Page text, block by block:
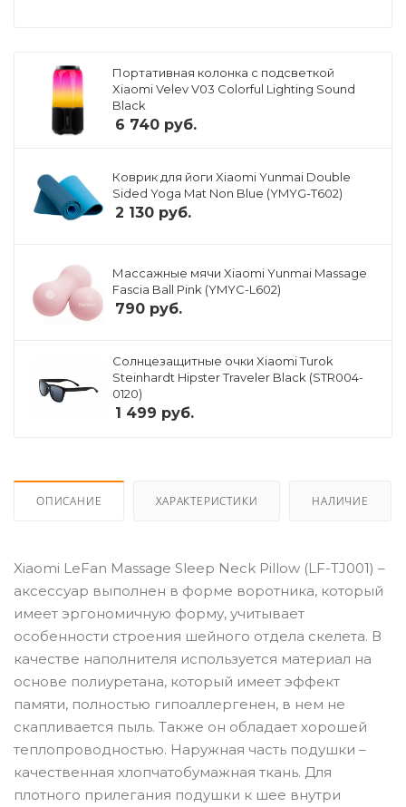
Портативная колонка с подсветкой
Xiaomi Velev V03 Colorful Lighting Sound
Black
6 740 руб.
Коврик для йоги Xiaomi Yunmai Double
Sided Yoga Mat Non Blue (YMYG-T602)
2 130 руб.
Массажные мячи Xiaomi Yunmai Massage
Fascia Ball Pink (YMYC-L602)
790 руб.
Солнцезащитные очки Xiaomi Turok
Steinhardt Hipster Traveler Black (STR004-
0120)
1 499 руб.
ОПИСАНИЕ ХАРАКТЕРИСТИКИ НАЛИЧИЕ
Xiaomi LeFan Massage Sleep Neck Pillow (LF-TJ001) –
аксессуар выполнен в форме воротника, который
имеет эргономичную форму, учитывает
особенности строения шейного отдела скелета. В
качестве наполнителя используется материал на
основе полиуретана, который имеет эффект
памяти, полностью гипоаллергенен, в нем не
скапливается пыль. Также он обладает хорошей
теплопроводностью. Наружная часть подушки –
качественная хлопчатобумажная ткань. Для
плотного прилегания подушки к шее внутри